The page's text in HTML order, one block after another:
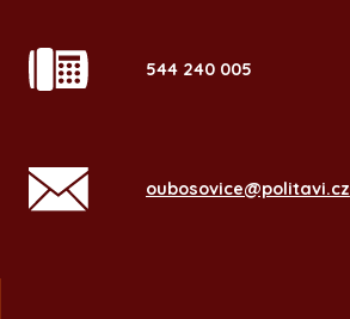
544 240 005
oubosovice@politavi.cz